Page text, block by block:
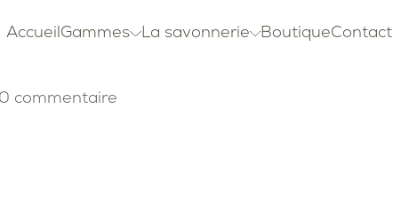
AccueilGammes La savonnerie BoutiqueContact
0 commentaire